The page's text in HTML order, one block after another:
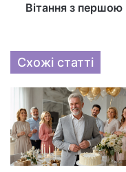
Вітання з першою
Схожі статті